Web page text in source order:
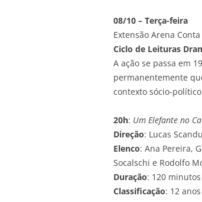
08/10 – Terça-feira
Extensão Arena Conta
Ciclo de Leituras
A ação se passa em
permanentemente
contexto sócio-
20h: Um Elefante no
Direção: Lucas
Elenco: Ana Pereira,
Socalschi e Rodolfo
Duração: 120 minutos
Classificação: 12 anos